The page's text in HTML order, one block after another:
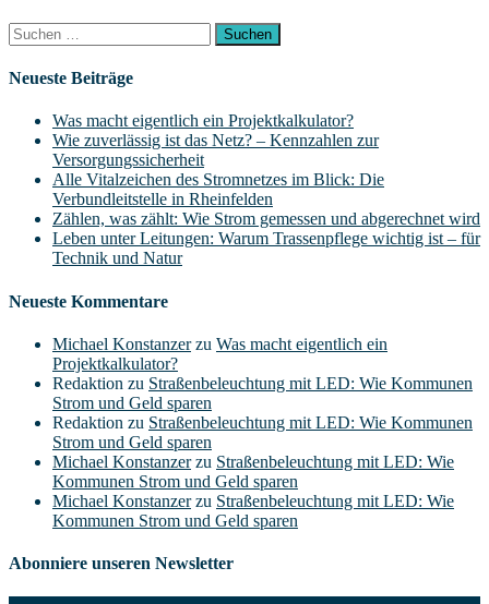
Suchen
nach:
Neueste Beiträge
Was macht eigentlich ein Projektkalkulator?
Wie zuverlässig ist das Netz? – Kennzahlen zur
Versorgungssicherheit
Alle Vitalzeichen des Stromnetzes im Blick: Die
Verbundleitstelle in Rheinfelden
Zählen, was zählt: Wie Strom gemessen und abgerechnet wird
Leben unter Leitungen: Warum Trassenpflege wichtig ist – für
Technik und Natur
Neueste Kommentare
Michael Konstanzerzu Was macht eigentlich ein
Projektkalkulator?
Redaktion zu Straßenbeleuchtung mit LED: Wie Kommunen
Strom und Geld sparen
Redaktion zu Straßenbeleuchtung mit LED: Wie Kommunen
Strom und Geld sparen
Michael Konstanzerzu Straßenbeleuchtung mit LED: Wie
Kommunen Strom und Geld sparen
Michael Konstanzerzu Straßenbeleuchtung mit LED: Wie
Kommunen Strom und Geld sparen
Abonniere unseren Newsletter